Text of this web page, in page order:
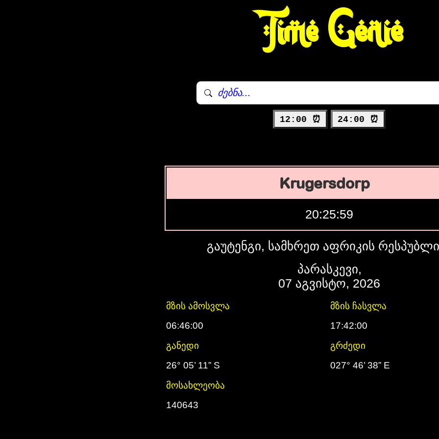
Time Genie
12:00 ⏰ 24:00 ⏰
Krugersdorp
20:26:00
გაუტენგი, სამხრეთ აფრიკის
პარასკევი,
07 აგვისტო, 2026
მზის ამოსვლა
მზის ჩასვლა
06:46:00
17:42:00
განედი
გრძედი
26° 05’ 11” S
027° 46’ 38” E
მოსახლეობა
140643